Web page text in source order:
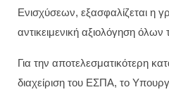
Ενισχύσεων, εξασφαλίζεται η
αντικειμενική αξιολόγηση
Για την αποτελεσματικότερη
διαχείριση του ΕΣΠΑ, το